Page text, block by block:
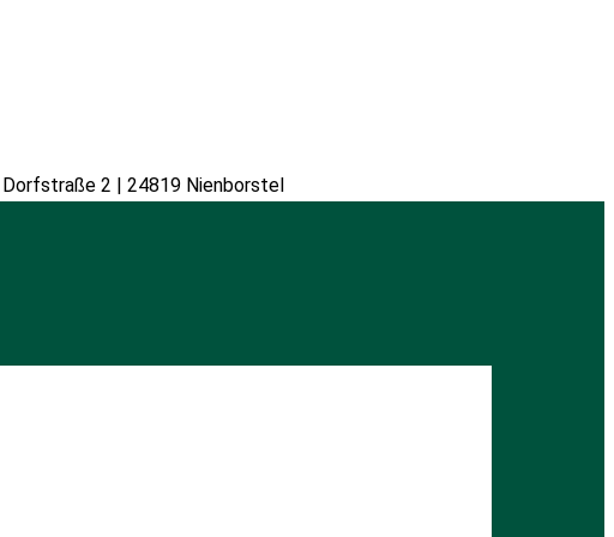
Dorfstraße 2 | 24819 Nienborstel